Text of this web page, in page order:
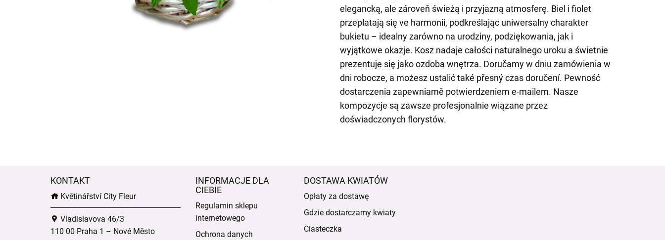
elegancką, ale zároveň świeżą i przyjazną atmosferę. Biel i fiolet
przeplatają się ve harmonii, podkreślając uniwersalny charakter
bukietu – idealny zarówno na urodziny, podziękowania, jak i
wyjątkowe okazje. Kosz nadaje całości naturalnego uroku a świetnie
prezentuje się jako ozdoba wnętrza. Doručamy w dniu zamówienia w
dni robocze, a możesz ustalić také přesný czas doručení. Pewność
dostarczenia zapewniamě potwierdzeniem e-mailem. Nasze
kompozycje są zawsze profesjonalnie wiązane przez
doświadczonych florystów.
KONTAKT
Květinářství City Fleur
Vladislavova 46/3
110 00 Praha 1 – Nové Město
INFORMACJE DLA
CIEBIE
Regulamin sklepu
internetowego
Ochrona danych
DOSTAWA KWIATÓW
Opłaty za dostawę
Gdzie dostarczamy kwiaty
Ciasteczka